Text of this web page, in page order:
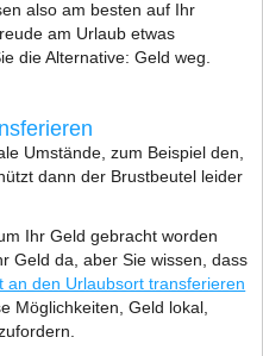
also am besten auf Ihr
am Urlaub etwas
die Alternative: Geld weg.
Umstände, zum Beispiel den,
dann der Brustbeutel leider
Ihr Geld gebracht worden
Geld da, aber Sie wissen, dass
an den Urlaubsort transferieren
Möglichkeiten, Geld lokal,